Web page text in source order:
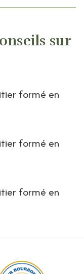
sur
formé en
formé en
formé en